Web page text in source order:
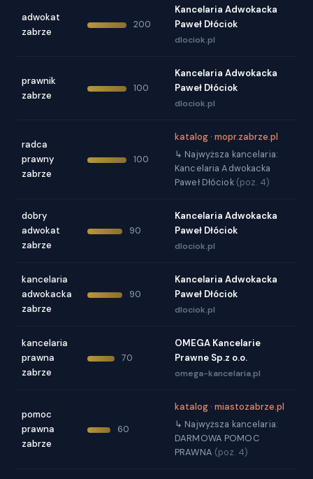
adwokat
zabrze
200
Kancelaria Adwokacka
Paweł Dłóciok
dlociok.pl
prawnik
zabrze
100
Kancelaria Adwokacka
Paweł Dłóciok
dlociok.pl
radca
prawny
zabrze
100
katalog · mopr.zabrze.pl
↳ Najwyższa kancelaria:
Kancelaria Adwokacka
Paweł Dłóciok (poz. 4)
dobry
adwokat
zabrze
90
Kancelaria Adwokacka
Paweł Dłóciok
dlociok.pl
kancelaria
adwokacka
zabrze
90
Kancelaria Adwokacka
Paweł Dłóciok
dlociok.pl
kancelaria
prawna
zabrze
70
OMEGA Kancelarie
Prawne Sp.z o.o.
omega-kancelaria.pl
pomoc
prawna
zabrze
60
katalog · miastozabrze.pl
↳ Najwyższa kancelaria:
DARMOWA POMOC
PRAWNA (poz. 4)